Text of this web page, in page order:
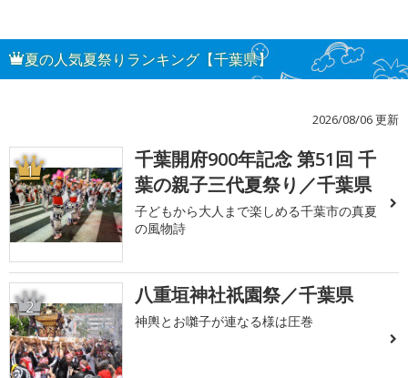
夏の人気夏祭りランキング【千葉県】
2026/08/06 更新
1
千葉開府900年記念 第51回 千
葉の親子三代夏祭り／千葉県
子どもから大人まで楽しめる千葉市の真夏
の風物詩
2 八重垣神社祇園祭／千葉県
神輿とお囃子が連なる様は圧巻